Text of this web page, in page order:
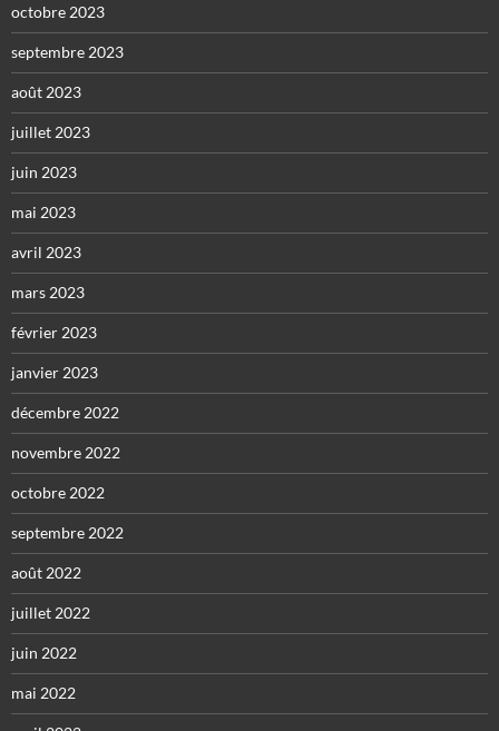
octobre 2023
septembre 2023
août 2023
juillet 2023
juin 2023
mai 2023
avril 2023
mars 2023
février 2023
janvier 2023
décembre 2022
novembre 2022
octobre 2022
septembre 2022
août 2022
juillet 2022
juin 2022
mai 2022